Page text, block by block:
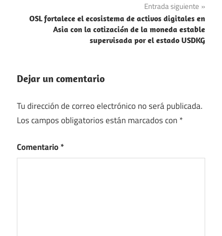
Entrada siguiente
OSL fortalece el ecosistema de activos digitales en
Asia con la cotización de la moneda estable
supervisada por el estado USDKG
Dejar un comentario
Tu dirección de correo electrónico no será publicada.
Los campos obligatorios están marcados con *
Comentario*